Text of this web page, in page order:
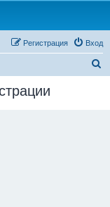
Вход
Регистрация